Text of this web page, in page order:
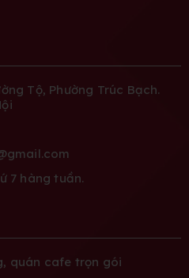
Tộ, Phường Trúc Bạch.
7 hàng tuần.
quán cafe trọn gói